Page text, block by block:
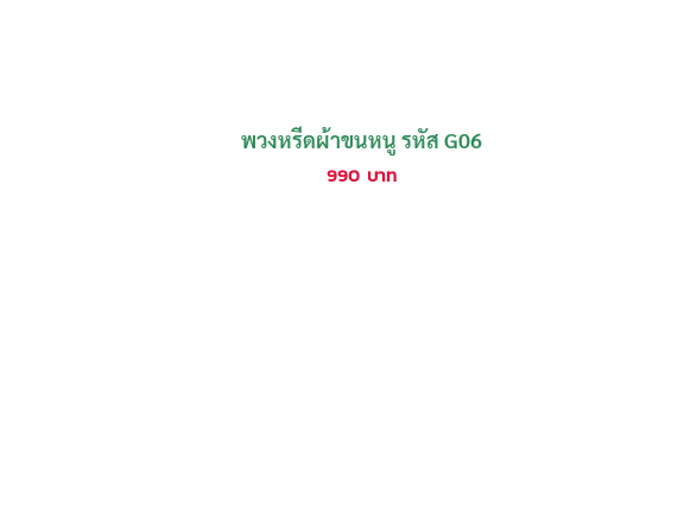
พวงหรีดผ้าขนหนู รหัส G06
990 บาท